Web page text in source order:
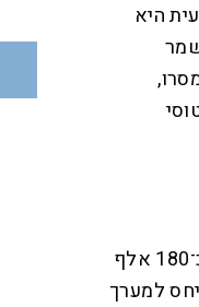
היא
r
a
ה־KC-46A מסוגל לשאת למעלה מ־200 אלף ליברות דלק, לעומת כ־180 אלף
הדלק ביחס למערך